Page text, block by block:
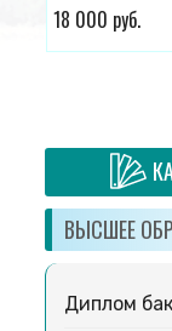
18 000 руб.
ВЫСШЕЕ
Диплом